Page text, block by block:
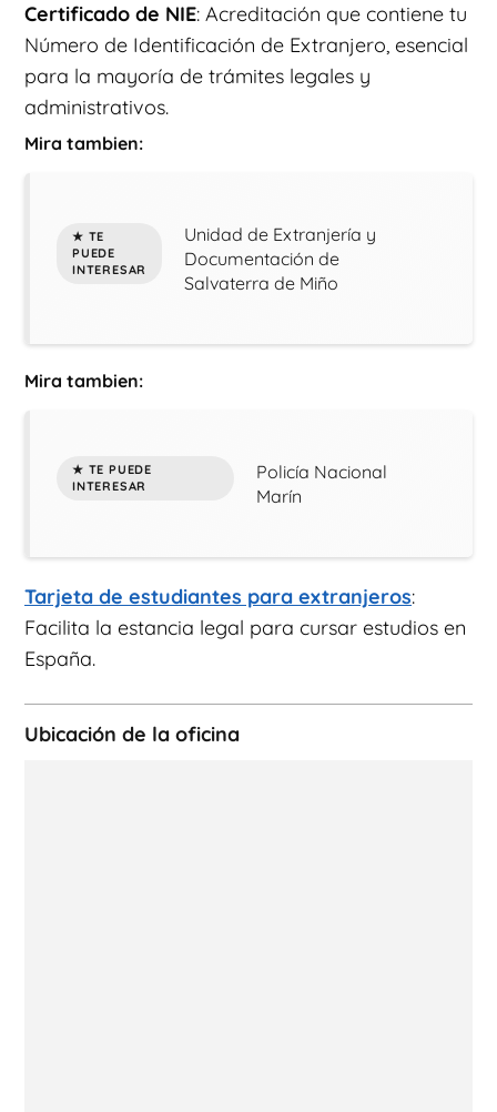
Certificado de NIE: Acreditación que contiene tu
Número de Identificación de Extranjero, esencial
para la mayoría de trámites legales y
administrativos.
Mira tambien:
Unidad de Extranjería y
Documentación de
Salvaterra de Miño
Mira tambien:
Policía Nacional
Marín
Tarjeta de estudiantes para extranjeros:
Facilita la estancia legal para cursar estudios en
España.
Ubicación de la oficina